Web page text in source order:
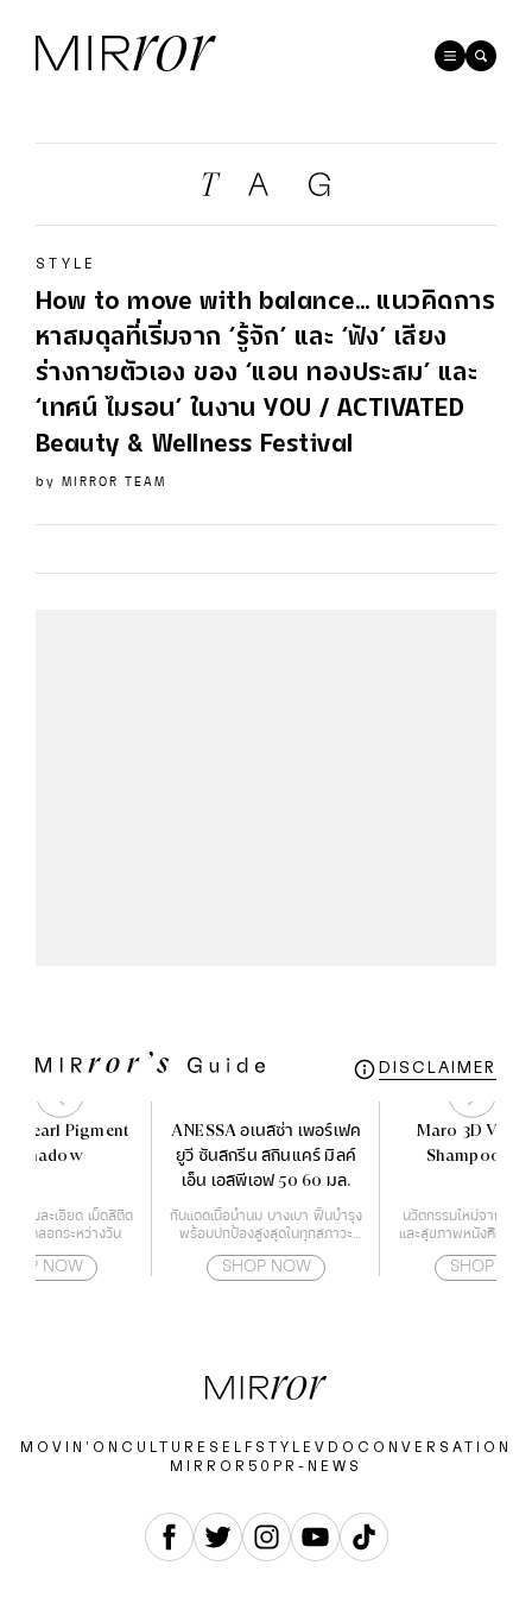
STYLE
How to move with balance… แนวคิดการ
หาสมดุลที่เริ่มจาก ‘รู้จัก’ และ ‘ฟัง’ เสียง
ร่างกายตัวเอง ของ ‘แอน ทองประสม’ และ
‘เทศน์ ไมรอน’ ในงาน YOU / ACTIVATED
Beauty & Wellness Festival
by MIRROR TEAM
DISCLAIMER
Pearl Pigment
ดว์นุ่มละเอียด เม็ดสีติด
ม่หลุดลอกระหว่างวัน
NOW
ANESSA อเนสซ่า เพอร์เฟค
ยูวี ซันสกรีน สกินแคร์ มิลค์
เอ็น เอสพีเอฟ 50 60 มล.
กันแดดเนื้อน้ำนม บางเบา ฟื้นบำรุง
พร้อมปกป้องสูงสุดในทุกสภาวะ
SHOP NOW
Maro 3D
Shampoo
นวัตกรรมใหม่จากญี่ปุ่น
และสุขภาพหนังศีรษะแ
หนังศีรษะ สาเหตุขอ
SHOP
MOVIN’ON CULTURE SELF STYLE VDO CONVERSATION
MIRROR50 PR-NEWS